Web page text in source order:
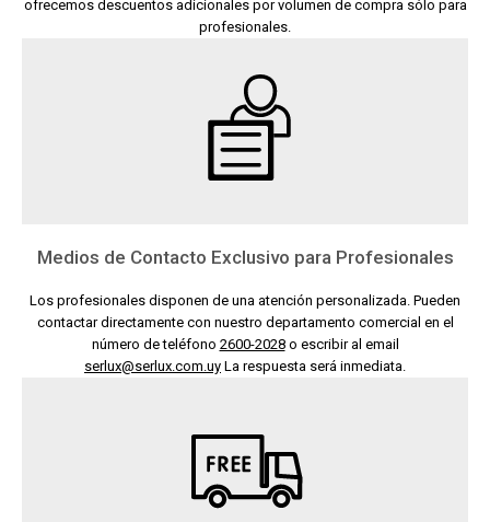
ofrecemos descuentos adicionales por volumen de compra sólo para
profesionales.
Medios de Contacto Exclusivo para Profesionales
Los profesionales disponen de una atención personalizada. Pueden
contactar directamente con nuestro departamento comercial en el
número de teléfono 2600-2028o escribir al email
serlux@serlux.com.uy La respuesta será inmediata.